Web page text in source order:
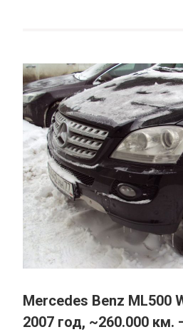
Mercedes Benz ML500
2007 год, ~260.000